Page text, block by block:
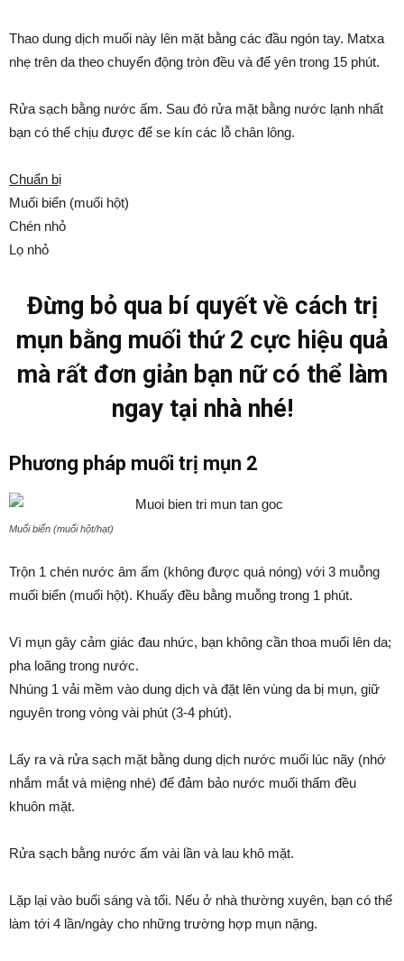
Thao dung dịch muối này lên mặt bằng các đầu ngón tay. Matxa
nhẹ trên da theo chuyển động tròn đều và để yên trong 15 phút.
Rửa sạch bằng nước ấm. Sau đó rửa mặt bằng nước lạnh nhất
bạn có thể chịu được để se kín các lỗ chân lông.
Chuẩn bị
Muối biển (muối hột)
Chén nhỏ
Lọ nhỏ
Đừng bỏ qua bí quyết về cách trị
mụn bằng muối thứ 2 cực hiệu quả
mà rất đơn giản bạn nữ có thể làm
ngay tại nhà nhé!
Phương pháp muối trị mụn 2
Muối biển (muối hột/hạt)
Trộn 1 chén nước âm ấm (không được quá nóng) với 3 muỗng
muối biển (muối hột). Khuấy đều bằng muỗng trong 1 phút.
Vì mụn gây cảm giác đau nhức, bạn không cần thoa muối lên da;
pha loãng trong nước.
Nhúng 1 vải mềm vào dung dịch và đặt lên vùng da bị mụn, giữ
nguyên trong vòng vài phút (3-4 phút).
Lấy ra và rửa sạch mặt bằng dung dịch nước muối lúc nãy (nhớ
nhắm mắt và miệng nhé) để đảm bảo nước muối thấm đều
khuôn mặt.
Rửa sạch bằng nước ấm vài lần và lau khô mặt.
Lặp lại vào buổi sáng và tối. Nếu ở nhà thường xuyên, bạn có thể
làm tới 4 lần/ngày cho những trường hợp mụn nặng.